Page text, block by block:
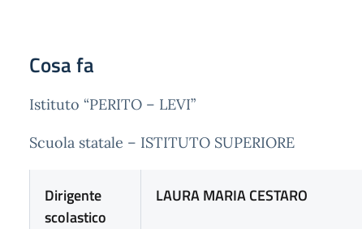
Cosa fa
Istituto “PERITO – LEVI”
Scuola statale – ISTITUTO SUPERIORE
Dirigente
scolastico
LAURA MARIA CESTARO